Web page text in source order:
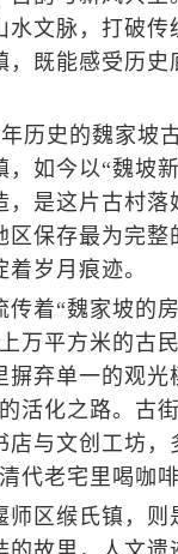
水文脉，打破传
，既能感受历史
史的魏家坡古
，如今以“魏坡
，是这片古村落
保存最为完整
岁月痕迹。
着“魏家坡的房
万平方米的古
摒弃单一的观光
活化之路。古
店与文创工坊，
代老宅里喝咖
区缑氏镇，则